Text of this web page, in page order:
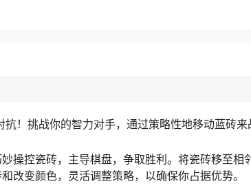
！挑战你的智力对手，通过策略性地移动蓝砖来
操控瓷砖，主导棋盘，争取胜利。将瓷砖移至相
改变颜色，灵活调整策略，以确保你占据优势。